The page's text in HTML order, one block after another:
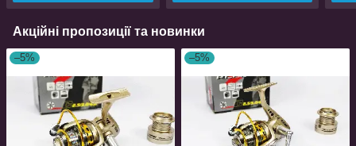
Акційні пропозиції та новинки
–5% –5%